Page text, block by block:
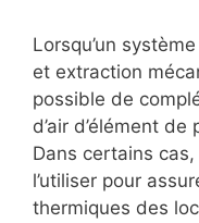
Lorsqu’un
et extraction
possible de
d’air d’élément
Dans certains
l’utiliser pour
thermiques des